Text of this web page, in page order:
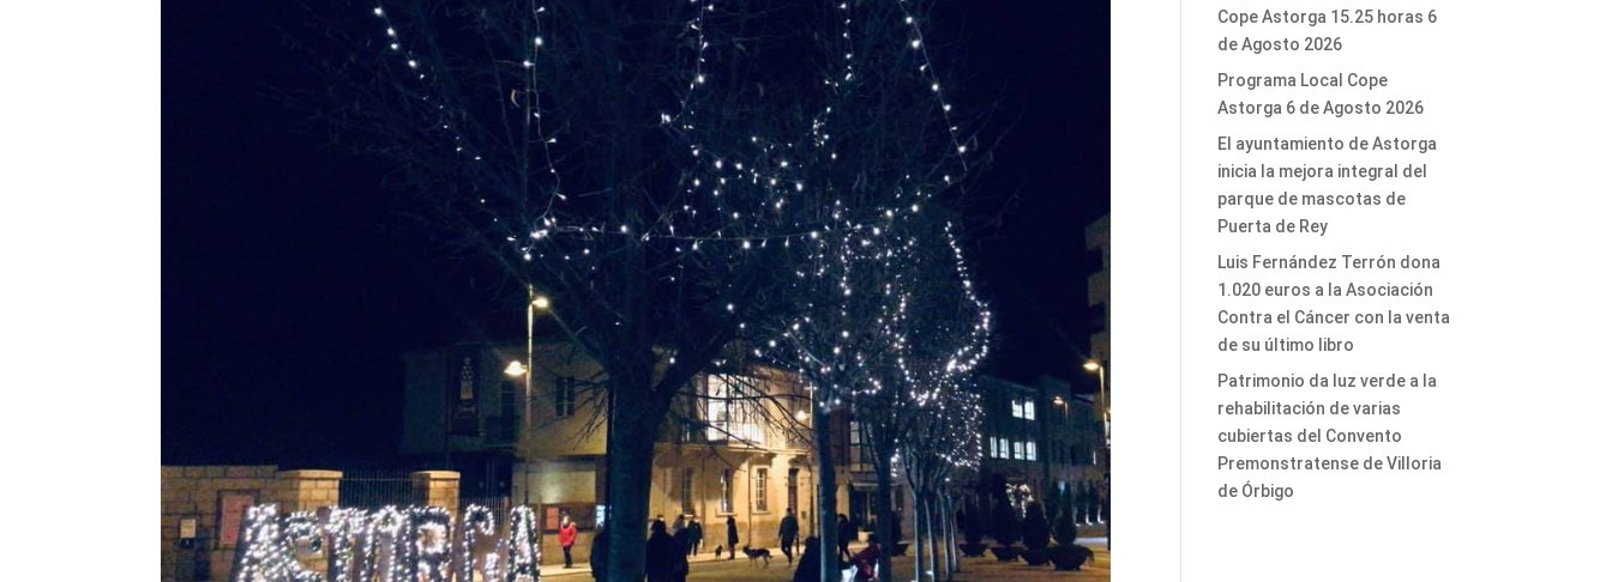
Cope Astorga 15.25 horas 6
de Agosto 2026
Programa Local Cope
Astorga 6 de Agosto 2026
El ayuntamiento de Astorga
inicia la mejora integral del
parque de mascotas de
Puerta de Rey
Luis Fernández Terrón dona
1.020 euros a la Asociación
Contra el Cáncer con la venta
de su último libro
Patrimonio da luz verde a la
rehabilitación de varias
cubiertas del Convento
Premonstratense de Villoria
de Órbigo